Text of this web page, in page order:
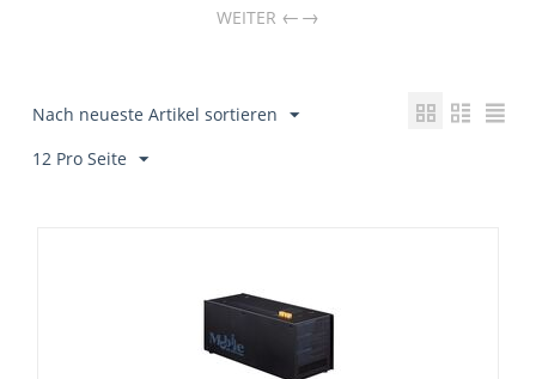
WEITER →
Nach neueste Artikel sortieren
12 Pro Seite